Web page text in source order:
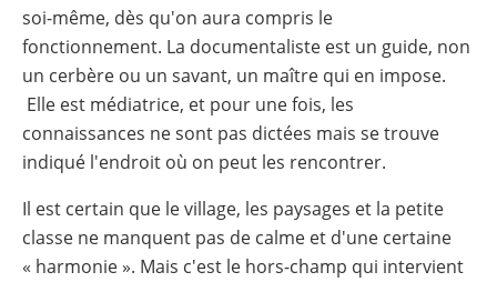
soi-même, dès qu'on aura compris le
fonctionnement. La documentaliste est un guide, non
un cerbère ou un savant, un maître qui en impose.
Elle est médiatrice, et pour une fois, les
connaissances ne sont pas dictées mais se trouve
indiqué l'endroit où on peut les rencontrer.
Il est certain que le village, les paysages et la petite
classe ne manquent pas de calme et d'une certaine
« harmonie ». Mais c'est le hors-champ qui intervient